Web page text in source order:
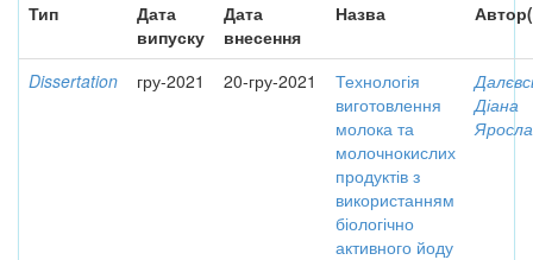
Тип
Дата
випуску
Дата
внесення
Назва
Dissertation гру-2021 20-гру-2021
Технологія
виготовлення
молока та
молочнокислих
продуктів з
використанням
біологічно
активного йоду
Діана